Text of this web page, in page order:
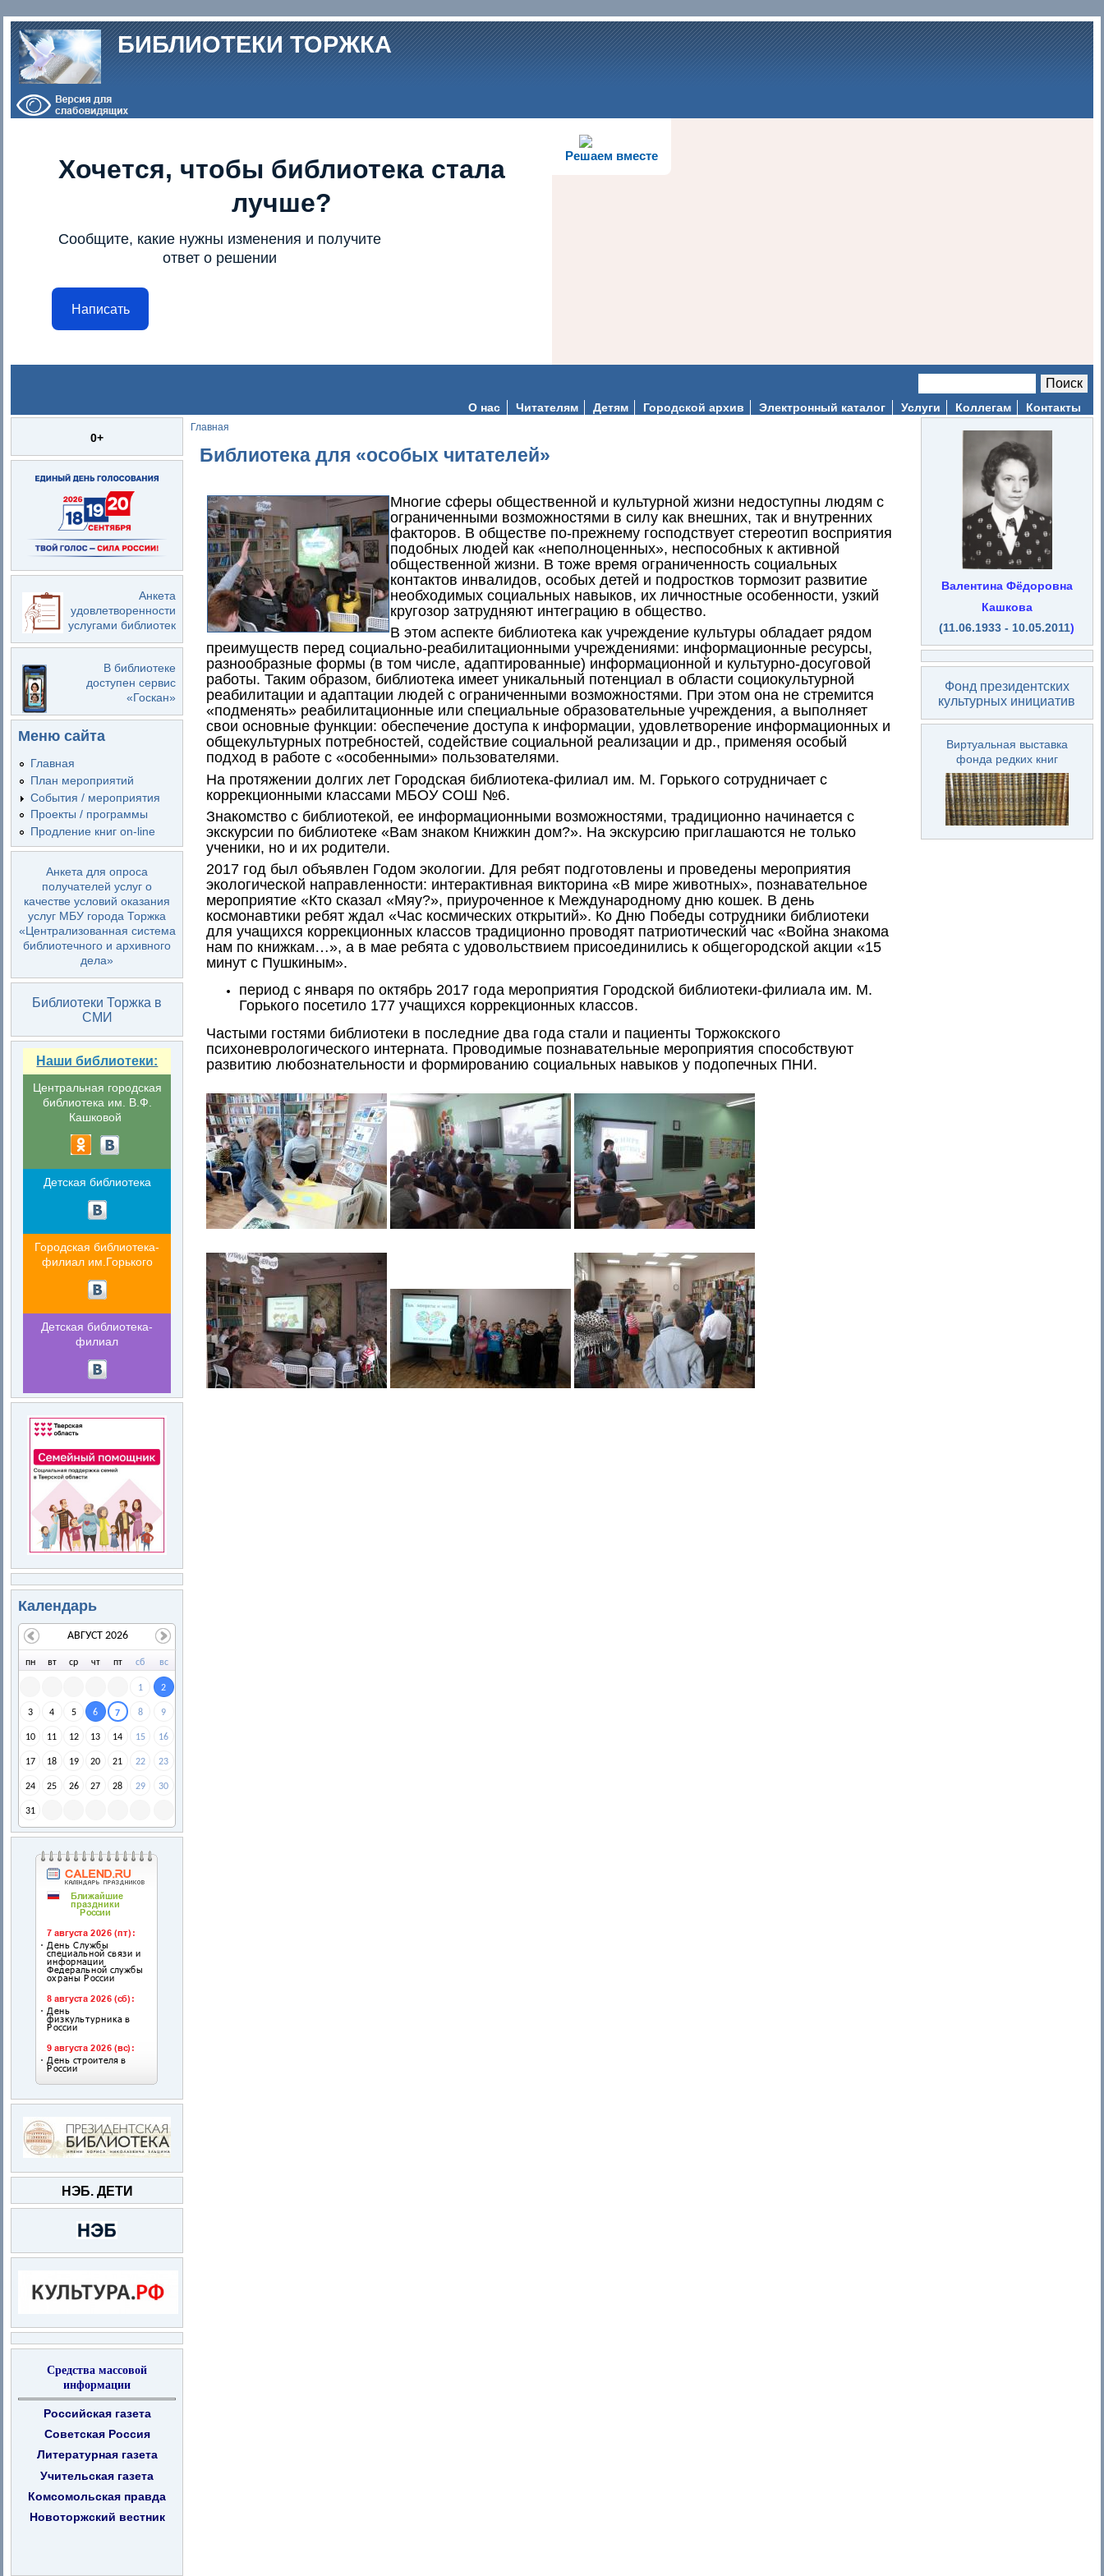
Перейти к основному содержанию
БИБЛИОТЕКИ ТОРЖКА
Решаем вместе
Хочется, чтобы библиотека стала
лучше?
Сообщите, какие нужны изменения и получите
ответ о решении
Написать
Форма поиска
О нас Читателям Детям Городской архив Электронный каталог Услуги Коллегам Контакты
0+
Анкета
удовлетворенности
услугами библиотек
В библиотеке
доступен сервис
«Госкан»
Меню сайта
Главная
План мероприятий
События / мероприятия
Проекты / программы
Продление книг on-line
Анкета для опроса
получателей услуг о
качестве условий оказания
услуг МБУ города Торжка
«Централизованная система
библиотечного и архивного
дела»
Библиотеки Торжка в
СМИ
Наши библиотеки:
Центральная городская
библиотека им. В.Ф.
Кашковой
Детская библиотека
Городская библиотека-
филиал им.Горького
Детская библиотека-
филиал
Календарь
пн вт ср чт пт сб вс
1 2
3 4 5 6 7 8 9
10 11 12 13 14 15 16
17 18 19 20 21 22 23
24 25 26 27 28 29 30
31
АВГУСТ 2026
НЭБ. ДЕТИ
Средства массовой
информации
Российская газета
Советская Россия
Литературная газета
Учительская газета
Комсомольская правда
Новоторжский вестник
Главная
Библиотека для «особых читателей»
Многие сферы общественной и культурной жизни недоступны людям с
ограниченными возможностями в силу как внешних, так и внутренних
факторов. В обществе по-прежнему господствует стереотип восприятия
подобных людей как «неполноценных», неспособных к активной
общественной жизни. В тоже время ограниченность социальных
контактов инвалидов, особых детей и подростков тормозит развитие
необходимых социальных навыков, их личностные особенности, узкий
кругозор затрудняют интеграцию в общество.
В этом аспекте библиотека как учреждение культуры обладает рядом
преимуществ перед социально-реабилитационными учреждениями: информационные ресурсы,
разнообразные формы (в том числе, адаптированные) информационной и культурно-досуговой
работы. Таким образом, библиотека имеет уникальный потенциал в области социокультурной
реабилитации и адаптации людей с ограниченными возможностями. При этом она не стремится
«подменять» реабилитационные или специальные образовательные учреждения, а выполняет
свои основные функции: обеспечение доступа к информации, удовлетворение информационных и
общекультурных потребностей, содействие социальной реализации и др., применяя особый
подход в работе с «особенными» пользователями.
На протяжении долгих лет Городская библиотека-филиал им. М. Горького сотрудничает с
коррекционными классами МБОУ СОШ №6.
Знакомство с библиотекой, ее информационными возможностями, традиционно начинается с
экскурсии по библиотеке «Вам знаком Книжкин дом?». На экскурсию приглашаются не только
ученики, но и их родители.
2017 год был объявлен Годом экологии. Для ребят подготовлены и проведены мероприятия
экологической направленности: интерактивная викторина «В мире животных», познавательное
мероприятие «Кто сказал «Мяу?», приуроченное к Международному дню кошек. В день
космонавтики ребят ждал «Час космических открытий». Ко Дню Победы сотрудники библиотеки
для учащихся коррекционных классов традиционно проводят патриотический час «Война знакома
нам по книжкам…», а в мае ребята с удовольствием присоединились к общегородской акции «15
минут с Пушкиным».
период с января по октябрь 2017 года мероприятия Городской библиотеки-филиала им. М.
Горького посетило 177 учащихся коррекционных классов.
Частыми гостями библиотеки в последние два года стали и пациенты Торжокского
психоневрологического интерната. Проводимые познавательные мероприятия способствуют
развитию любознательности и формированию социальных навыков у подопечных ПНИ.
Валентина Фёдоровна
Кашкова
(11.06.1933 - 10.05.2011)
Фонд президентских
культурных инициатив
Виртуальная выставка
фонда редких книг